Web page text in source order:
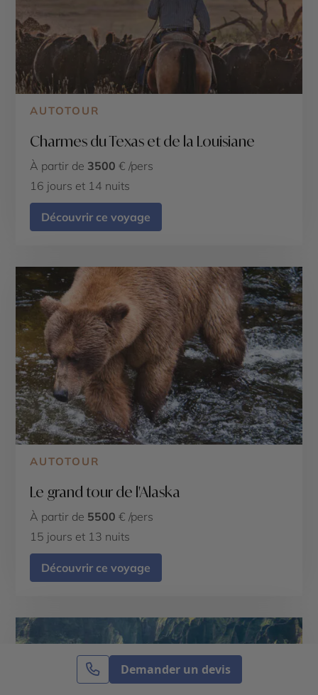
Demander un devis
AUTOTOUR
Charmes du Texas et de la Louisiane
À partir de 3500 € /pers
16 jours et 14 nuits
Découvrir ce voyage
AUTOTOUR
Le grand tour de l'Alaska
À partir de 5500 € /pers
15 jours et 13 nuits
Découvrir ce voyage